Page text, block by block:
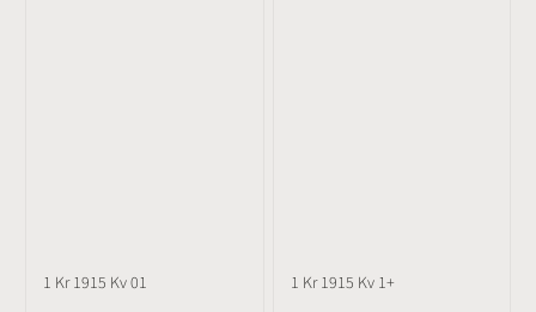
1 Kr 1915 Kv 01 1 Kr 1915 Kv 1+